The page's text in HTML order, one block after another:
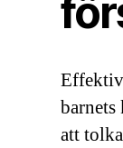
barnets
att